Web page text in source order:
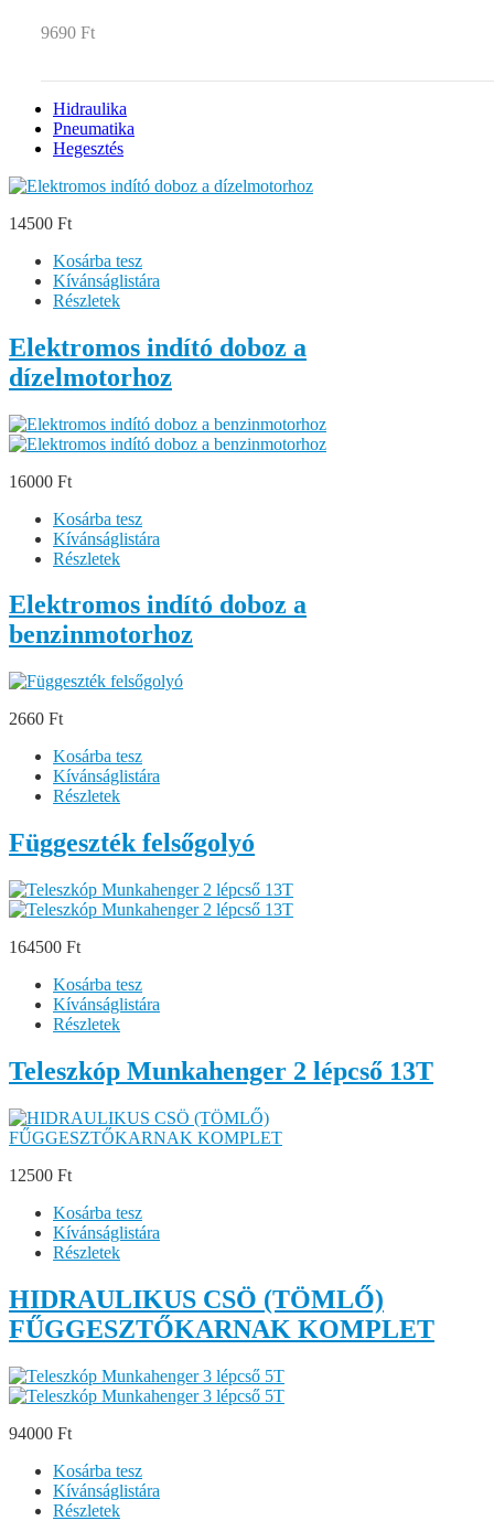
9690 Ft
Hidraulika
Pneumatika
Hegesztés
14500 Ft
Kosárba tesz
Kívánságlistára
Részletek
Elektromos indító doboz a
dízelmotorhoz
16000 Ft
Kosárba tesz
Kívánságlistára
Részletek
Elektromos indító doboz a
benzinmotorhoz
2660 Ft
Kosárba tesz
Kívánságlistára
Részletek
Függeszték felsőgolyó
164500 Ft
Kosárba tesz
Kívánságlistára
Részletek
Teleszkóp Munkahenger 2 lépcső 13T
12500 Ft
Kosárba tesz
Kívánságlistára
Részletek
HIDRAULIKUS CSÖ (TÖMLŐ)
FŰGGESZTŐKARNAK KOMPLET
94000 Ft
Kosárba tesz
Kívánságlistára
Részletek